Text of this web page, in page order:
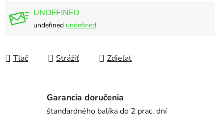
UNDEFINED
undefined undefined
Tlač Strážiť Zdieľať
Garancia doručenia
štandardného balíka do 2 prac. dní